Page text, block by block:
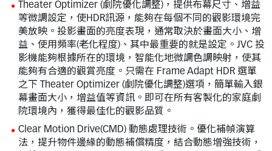
Theater Optimizer (劇院優化調整)，提供布幕尺寸、增益
等微調設定，使HDR訊源，能夠在每個不同的觀影環境完
美放映。投影畫面的亮度表現，通常取決於畫面大小、增
益、使用頻率(老化程度)、其中最重要的就是設定。JVC 投
影機能夠根據所在的環境，智能化地微調色調映射，使其
能夠有合適的觀賞亮度。只需在 Frame Adapt HDR 選單
之下 Theater Optimizer (劇院優化調整)選項，簡單輸入銀
幕畫面大小，增益值等資訊。即可在所有客製化的家庭劇
院環境內，獲得最佳化的觀影品質。
Clear Motion Drive(CMD) 動態處理技術。優化補幀演算
法，提升物件邊緣的動態補償精度，結合動態增強技術，